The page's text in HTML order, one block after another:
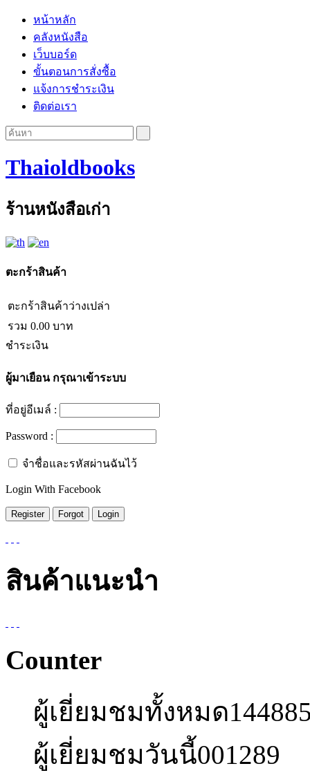
หน้าหลัก
คลังหนังสือ
เว็บบอร์ด
ขั้นตอนการสั่งซื้อ
แจ้งการชำระเงิน
ติดต่อเรา
Thaioldbooks
ร้านหนังสือเก่า
ตะกร้าสินค้า
ตะกร้าสินค้าว่างเปล่า
รวม 0.00 บาท
ชำระเงิน
ผู้มาเยือนกรุณาเข้าระบบ
ที่อยู่อีเมล์ :
Password :
จำชื่อและรหัสผ่านฉันไว้
Login With Facebook
สินค้าแนะนำ
Counter
ผู้เยี่ยมชมทั้งหมด
ผู้เยี่ยมชมวันนี้001289